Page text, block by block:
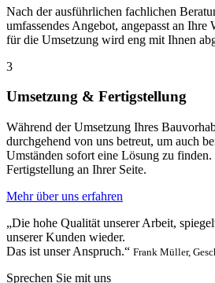
Nach der ausführlichen fachlichen
umfassendes Angebot, angepasst an
für die Umsetzung wird eng mit Ihnen
3
Umsetzung & Fertigstellung
Während der Umsetzung Ihres
durchgehend von uns betreut, um auch
Umständen sofort eine Lösung zu
Fertigstellung an Ihrer Seite.
Mehr über uns erfahren
„Die hohe Qualität unserer Arbeit,
unserer Kunden wieder.
Das ist unser Anspruch.“ Frank Müller,
Sprechen Sie mit uns